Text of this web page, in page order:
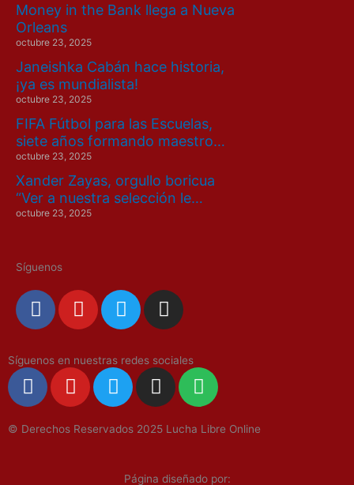
Money in the Bank llega a Nueva
Orleans
octubre 23, 2025
Janeishka Cabán hace historia,
¡ya es mundialista!
octubre 23, 2025
FIFA Fútbol para las Escuelas,
siete años formando maestro…
octubre 23, 2025
Xander Zayas, orgullo boricua
“Ver a nuestra selección le…
octubre 23, 2025
Síguenos
F
a
e
b
o
k
Y
o
t
u
b
T
w
t
t
e
I
n
t
a
g
a
Síguenos en nuestras redes sociales
F
a
e
Y
o
t
T
w
t
I
n
t
g
S
p
t
f
© Derechos Reservados 2025 Lucha Libre Online
Página diseñado por: